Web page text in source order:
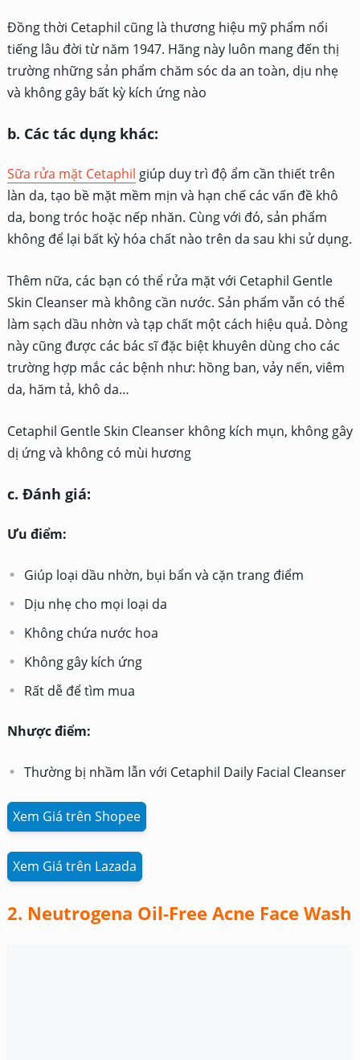
Đồng thời Cetaphil cũng là thương hiệu mỹ phẩm nổi
tiếng lâu đời từ năm 1947. Hãng này luôn mang đến thị
trường những sản phẩm chăm sóc da an toàn, dịu nhẹ
và không gây bất kỳ kích ứng nào
b. Các tác dụng khác:
Sữa rửa mặt Cetaphil giúp duy trì độ ẩm cần thiết trên
làn da, tạo bề mặt mềm mịn và hạn chế các vấn đề khô
da, bong tróc hoặc nếp nhăn. Cùng với đó, sản phẩm
không để lại bất kỳ hóa chất nào trên da sau khi sử dụng.
Thêm nữa, các bạn có thể rửa mặt với Cetaphil Gentle
Skin Cleanser mà không cần nước. Sản phẩm vẫn có thể
làm sạch dầu nhờn và tạp chất một cách hiệu quả. Dòng
này cũng được các bác sĩ đặc biệt khuyên dùng cho các
trường hợp mắc các bệnh như: hồng ban, vảy nến, viêm
da, hăm tả, khô da…
Cetaphil Gentle Skin Cleanser không kích mụn, không gây
dị ứng và không có mùi hương
c. Đánh giá:
Ưu điểm:
Giúp loại dầu nhờn, bụi bẩn và cặn trang điểm
Dịu nhẹ cho mọi loại da
Không chứa nước hoa
Không gây kích ứng
Rất dễ để tìm mua
Nhược điểm:
Thường bị nhầm lẫn với Cetaphil Daily Facial Cleanser
Xem Giá trên Shopee
Xem Giá trên Lazada
2. Neutrogena Oil-Free Acne Face Wash